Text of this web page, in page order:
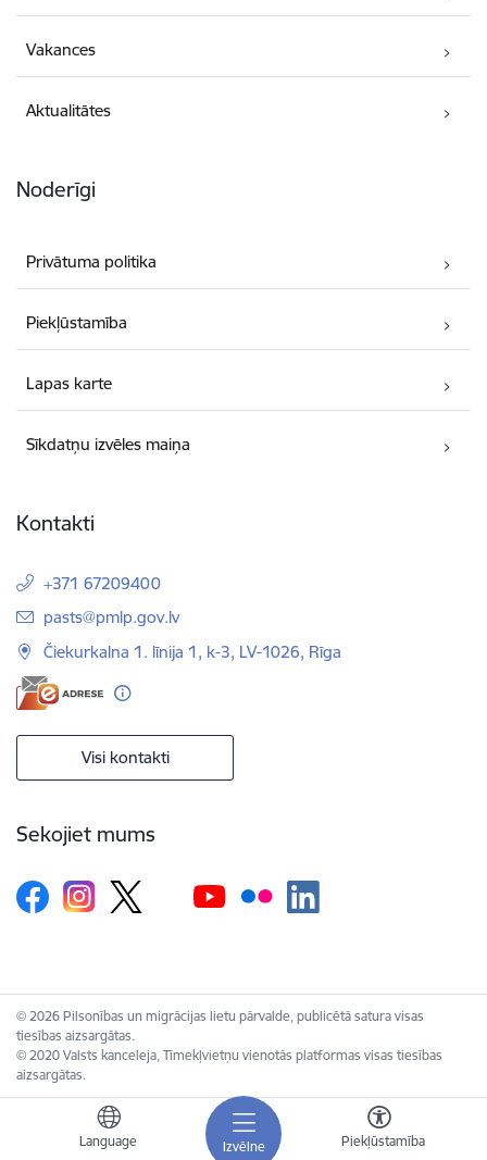
Izvēlne
Language Piekļūstamība
Vakances
Aktualitātes
Noderīgi
Privātuma politika
Piekļūstamība
Lapas karte
Sīkdatņu izvēles maiņa
Kontakti
+371 67209400
E-pasts:
pasts@pmlp.gov.lv
Čiekurkalna 1. līnija 1, k-3, LV-1026, Rīga
Visi kontakti
Sekojiet mums
© 2026 Pilsonības un migrācijas lietu pārvalde, publicētā satura visas
tiesības aizsargātas.
© 2020 Valsts kanceleja, Tīmekļvietņu vienotās platformas visas tiesības
aizsargātas.